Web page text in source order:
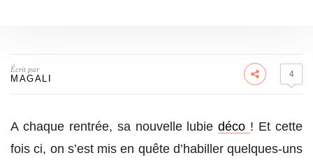
Écrit par
MAGALI 4
A chaque rentrée, sa nouvelle lubiedéco ! Et cette
fois ci, on s’est mis en quête d’habiller quelques-uns